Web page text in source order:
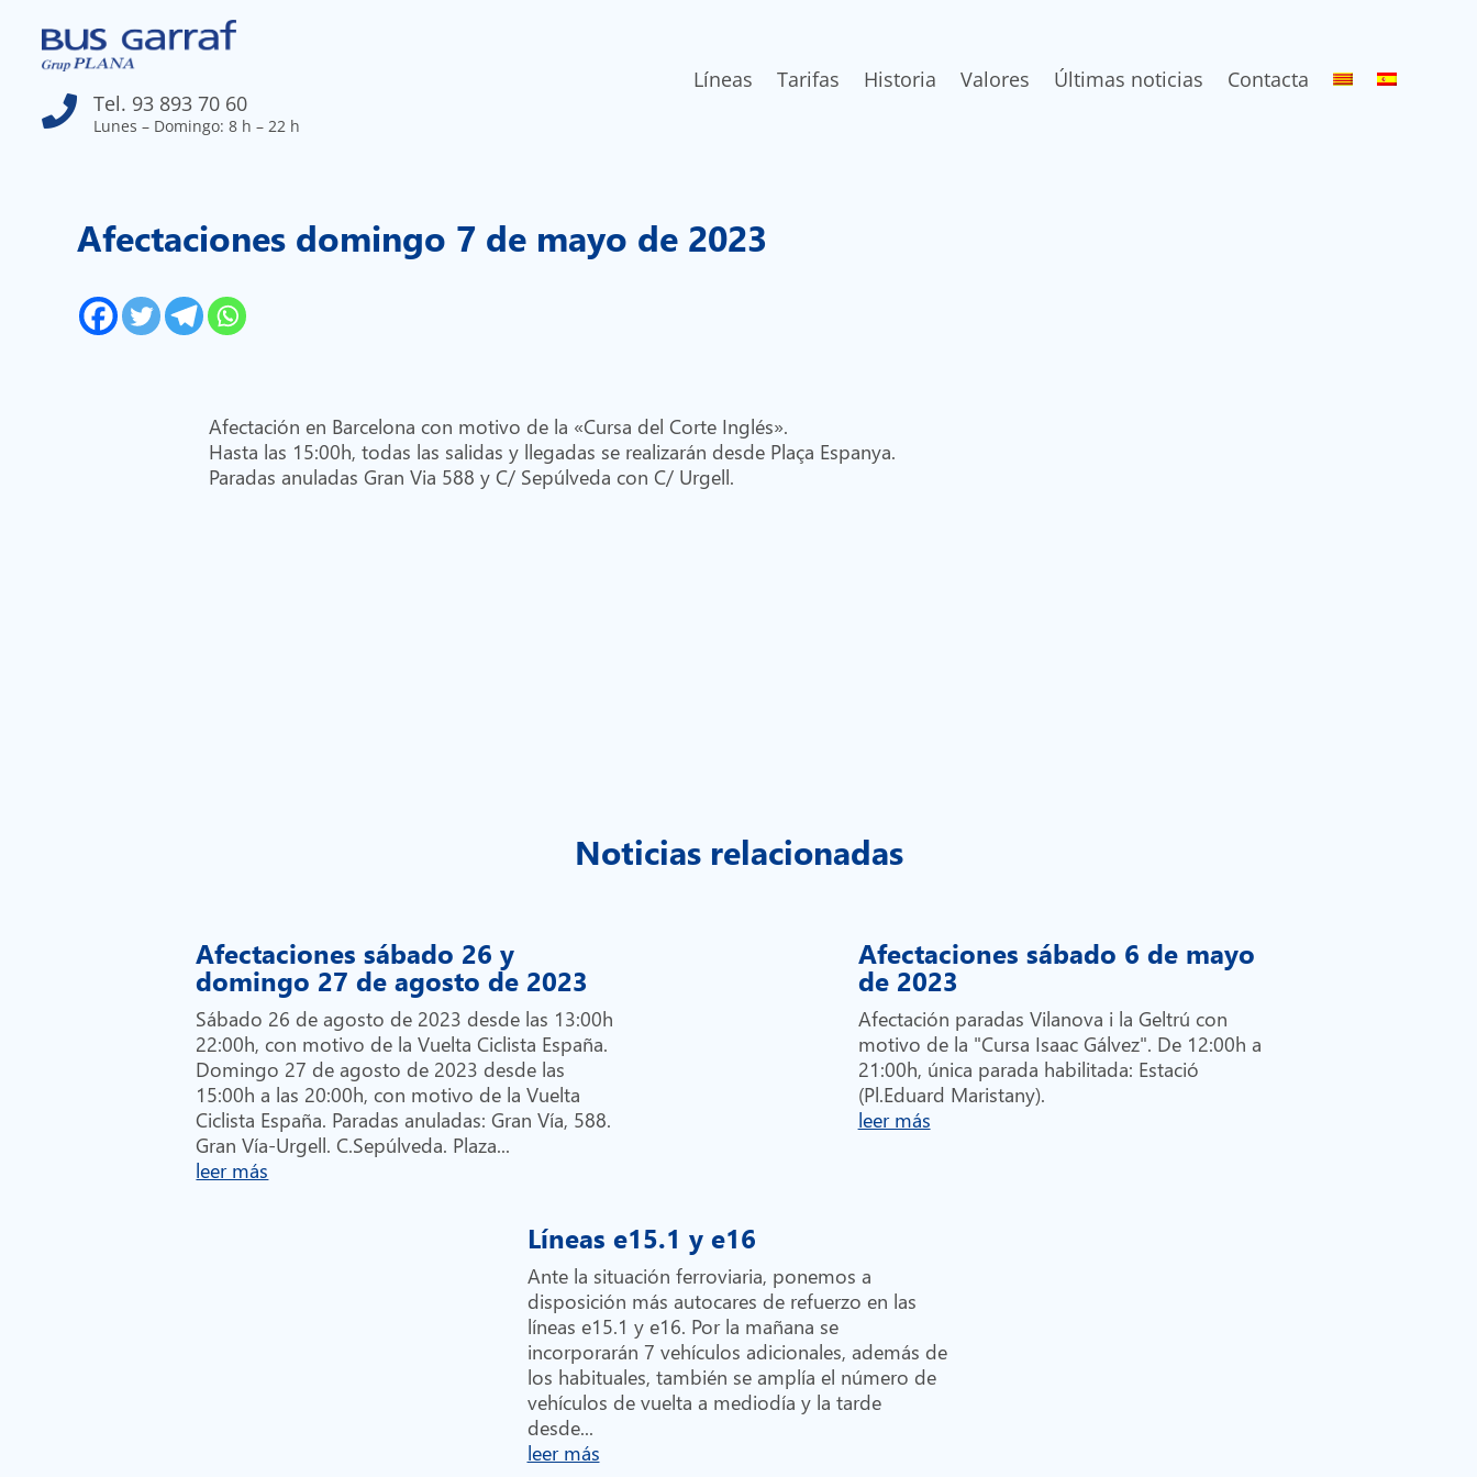
 Tel. 93 893 70 60
Lunes – Domingo: 8 h – 22 h
Líneas Tarifas Historia Valores Últimas noticias Contacta
Afectaciones domingo 7 de mayo de 2023
Afectación en Barcelona con motivo de la «Cursa del Corte Inglés».
Hasta las 15:00h, todas las salidas y llegadas se realizarán desde Plaça Espanya.
Paradas anuladas Gran Via 588 y C/ Sepúlveda con C/ Urgell.
Noticias relacionadas
Afectaciones sábado 26 y
domingo 27 de agosto de 2023
Sábado 26 de agosto de 2023 desde las 13:00h
22:00h, con motivo de la Vuelta Ciclista España.
Domingo 27 de agosto de 2023 desde las
15:00h a las 20:00h, con motivo de la Vuelta
Ciclista España. Paradas anuladas: Gran Vía, 588.
Gran Vía-Urgell. C.Sepúlveda. Plaza...
leer más
Afectaciones sábado 6 de mayo
de 2023
Afectación paradas Vilanova i la Geltrú con
motivo de la "Cursa Isaac Gálvez". De 12:00h a
21:00h, única parada habilitada: Estació
(Pl.Eduard Maristany).
leer más
Líneas e15.1 y e16
Ante la situación ferroviaria, ponemos a
disposición más autocares de refuerzo en las
líneas e15.1 y e16. Por la mañana se
incorporarán 7 vehículos adicionales, además de
los habituales, también se amplía el número de
vehículos de vuelta a mediodía y la tarde
desde...
leer más